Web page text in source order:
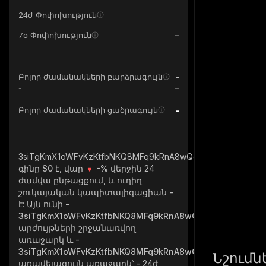
24ժ Փոփոխություն
7օ Փոփոխություն
Բոլոր ժամանակների բարձրագույն -
-
Բոլոր ժամանակների ցածրագույն -
-
գինը $0 է, վար
-% վերջին 24
ժամվա ընթացքում, և ուղիղ
շուկայական կապիտալիզացիան -
է: Այն ունի -
արժույթների շրջանառվող
առաջարկ և -
առավելագույն առաջարկ՝ - 24ժ